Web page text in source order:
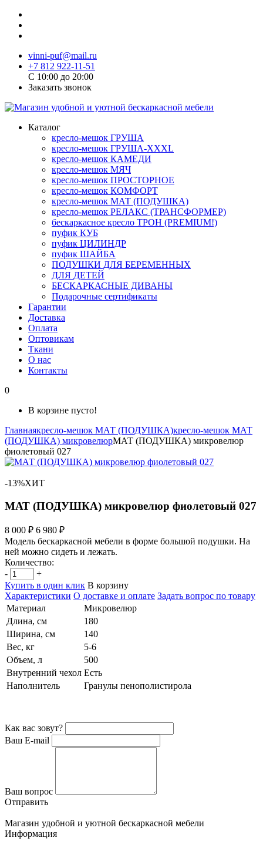
vinni-puf@mail.ru
+7 812 922-11-51
C 10:00 до 20:00
Заказать звонок
Каталог
кресло-мешок ГРУША
кресло-мешок ГРУША-XXXL
кресло-мешок КАМЕДИ
кресло-мешок МЯЧ
кресло-мешок ПРОСТОРНОЕ
кресло-мешок КОМФОРТ
кресло-мешок МАТ (ПОДУШКА)
кресло-мешок РЕЛАКС (ТРАНСФОРМЕР)
бескаркасное кресло ТРОН (PREMIUM!)
пуфик КУБ
пуфик ЦИЛИНДР
пуфик ШАЙБА
ПОДУШКИ ДЛЯ БЕРЕМЕННЫХ
ДЛЯ ДЕТЕЙ
БЕСКАРКАСНЫЕ ДИВАНЫ
Подарочные сертификаты
Гарантии
Доставка
Оплата
Оптовикам
Ткани
О нас
Контакты
0
В корзине пусто!
Главнаякресло-мешок МАТ (ПОДУШКА)кресло-мешок МАТ
(ПОДУШКА) микровелюрМАТ (ПОДУШКА) микровелюр
фиолетовый 027
-13%ХИТ
МАТ (ПОДУШКА) микровелюр фиолетовый 027
8 000 ₽ 6 980 ₽
Модель бескаркасной мебели в форме большой подушки. На
ней можно сидеть и лежать.
Количество:
-
+
Купить в один клик В корзину
Характеристики О доставке и оплате Задать вопрос по товару
Материал
Микровелюр
Длина, см
180
Ширина, см
140
Вес, кг
5-6
Объем, л
500
Внутренний чехол Есть
Наполнитель
Гранулы пенополистирола
Как вас зовут?
Ваш E-mail
Ваш вопрос
Отправить
Магазин удобной и уютной бескаркасной мебели
Информация